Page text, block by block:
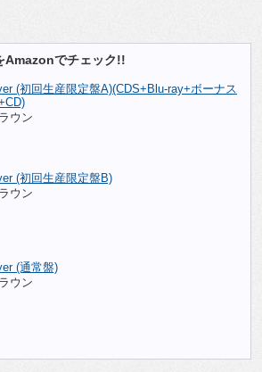
Amazonでチェック!!
(初回生産限定盤A)(CDS+Blu-ray+ボーナス
ウン
(初回生産限定盤B)
ウン
(通常盤)
ウン